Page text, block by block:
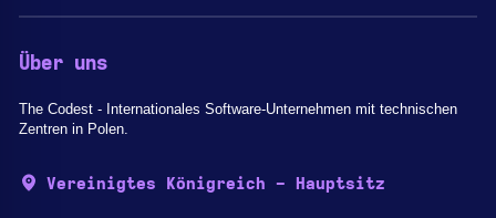
Über uns
The Codest - Internationales Software-Unternehmen mit technischen
Zentren in Polen.
Vereinigtes Königreich - Hauptsitz